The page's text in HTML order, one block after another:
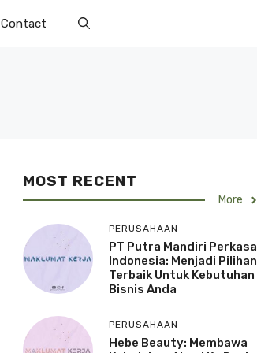
Contact
MOST RECENT
More
PERUSAHAAN
PT Putra Mandiri Perkasa
Indonesia: Menjadi Pilihan
Terbaik Untuk Kebutuhan
Bisnis Anda
PERUSAHAAN
Hebe Beauty: Membawa